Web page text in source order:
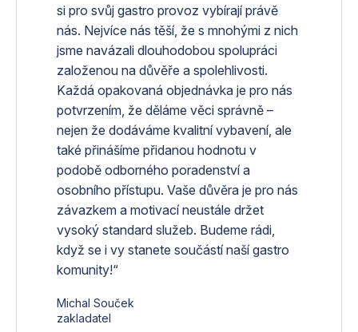
si pro svůj gastro provoz vybírají právě
nás. Nejvíce nás těší, že s mnohými z nich
jsme navázali dlouhodobou spolupráci
založenou na důvěře a spolehlivosti.
Každá opakovaná objednávka je pro nás
potvrzením, že děláme věci správně –
nejen že dodáváme kvalitní vybavení, ale
také přinášíme přidanou hodnotu v
podobě odborného poradenství a
osobního přístupu. Vaše důvěra je pro nás
závazkem a motivací neustále držet
vysoký standard služeb. Budeme rádi,
když se i vy stanete součástí naší gastro
komunity!“
Michal Souček
zakladatel